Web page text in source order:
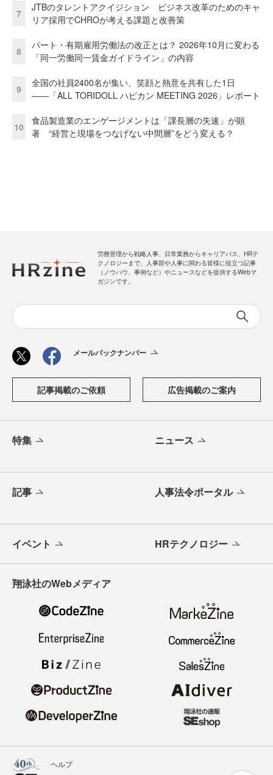
7
JTBのタレントアクイジション ビジネス改革のためのキャ
リア採用でCHROが考える課題と改善策
8
パート・有期雇用労働法の改正とは？ 2026年10月に変わる
「同一労働同一賃金ガイドライン」の内容
9
全国の社員2400名が集い、笑顔と熱意を共有した1日
――「ALL TORIDOLL ハピカン MEETING 2026」レポート
10
食品製造業のエンゲージメントは「課長層の失速」が顕
著 “経営と現場をつなげない中間層”をどう変える？
労務管理から戦略人事、日常業務からキャリアパス、HRテ
クノロジーまで、人事部や人事に関わる皆様に役立つ記事
（ノウハウ、事例など）やニュースなどを提供するWebマ
ガジンです。
メールバックナンバー
記事掲載のご依頼 広告掲載のご案内
特集 ニュース
記事 人事法令ポータル
イベント HRテクノロジー
翔泳社のWebメディア
ヘルプ